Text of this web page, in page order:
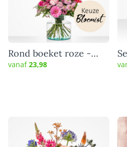
Rond boeket roze -
Keuze bloemist
vanaf23,98